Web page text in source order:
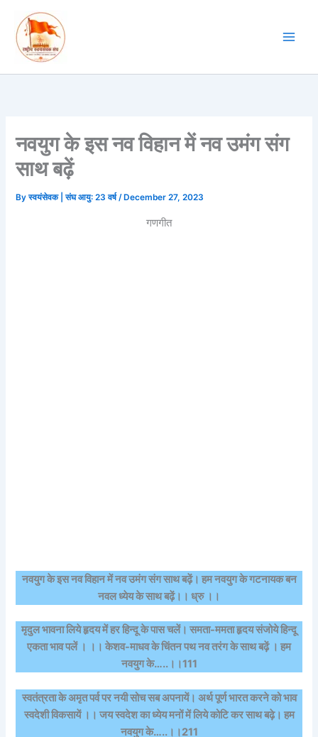
content
नवयुग के इस नव विहान में नव उमंग संग
साथ बढ़ें
Byस्वयंसेवक | संघ आयु: 23 वर्ष/ December 27, 2023
गणगीत
नवयुग के इस नव विहान में नव उमंग संग साथ बढ़ें। हम नवयुग के गटनायक बन
नवल ध्येय के साथ बढ़ें।। ध्रु ।।
मृदुल भावना लिये हृदय में हर हिन्दू के पास चलें। समता-ममता हृदय संजोये हिन्दू
एकता भाव पलें । ।। केशव-माधव के चिंतन पथ नव तरंग के साथ बढ़ें । हम
नवयुग के…..।।111
स्वतंत्रता के अमृत पर्व पर नयी सोच सब अपनायें। अर्थ पूर्ण भारत करने को भाव
स्वदेशी विकसायें ।। जय स्वदेश का ध्येय मनों में लिये कोटि कर साथ बढ़े। हम
नवयुग के…..।।211